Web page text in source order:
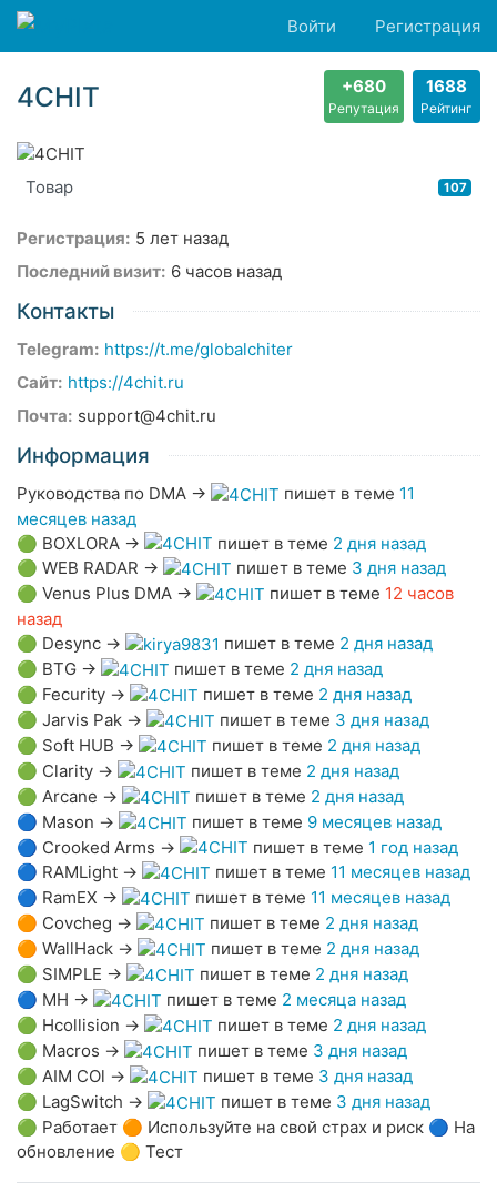
Войти Регистрация
4CHIT +680
Репутация
1688
Рейтинг
Товар 107
Регистрация: 5 лет назад
Последний визит: 6 часов назад
Контакты
Telegram: https://t.me/globalchiter
Сайт: https://4chit.ru
Почта: support@4chit.ru
Информация
Руководства по DMA → пишет в теме 11
месяцев назад
🟢 BOXLORA → пишет в теме 2 дня назад
🟢 WEB RADAR → пишет в теме 3 дня назад
🟢 Venus Plus DMA → пишет в теме 12 часов
назад
🟢 Desync → пишет в теме 2 дня назад
🟢 BTG → пишет в теме 2 дня назад
🟢 Fecurity → пишет в теме 2 дня назад
🟢 Jarvis Pak → пишет в теме 3 дня назад
🟢 Soft HUB → пишет в теме 2 дня назад
🟢 Clarity → пишет в теме 2 дня назад
🟢 Arcane → пишет в теме 2 дня назад
🔵 Mason → пишет в теме 9 месяцев назад
🔵 Crooked Arms → пишет в теме 1 год назад
🔵 RAMLight → пишет в теме 11 месяцев назад
🔵 RamEX → пишет в теме 11 месяцев назад
🟠 Covcheg → пишет в теме 2 дня назад
🟠 WallHack → пишет в теме 2 дня назад
🟢 SIMPLE → пишет в теме 2 дня назад
🔵 MH → пишет в теме 2 месяца назад
🟢 Hcollision → пишет в теме 2 дня назад
🟢 Macros → пишет в теме 3 дня назад
🟢 AIM COl → пишет в теме 3 дня назад
🟢 LagSwitch → пишет в теме 3 дня назад
🟢 Работает 🟠 Используйте на свой страх и риск 🔵 На
обновление 🟡 Тест